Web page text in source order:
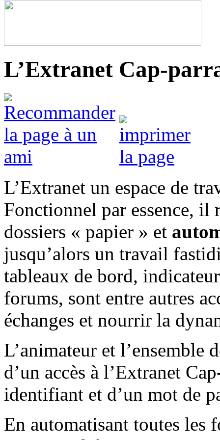
L’Extranet Cap-
L’Extranet un espace de
Fonctionnel par essence, il
dossiers « papier » et
jusqu’alors un travail
tableaux de bord,
forums, sont entre autres
échanges et nourrir la
L’animateur et l’ensemble
d’un accès à l’Extranet
identifiant et d’un mot de
En automatisant toutes les